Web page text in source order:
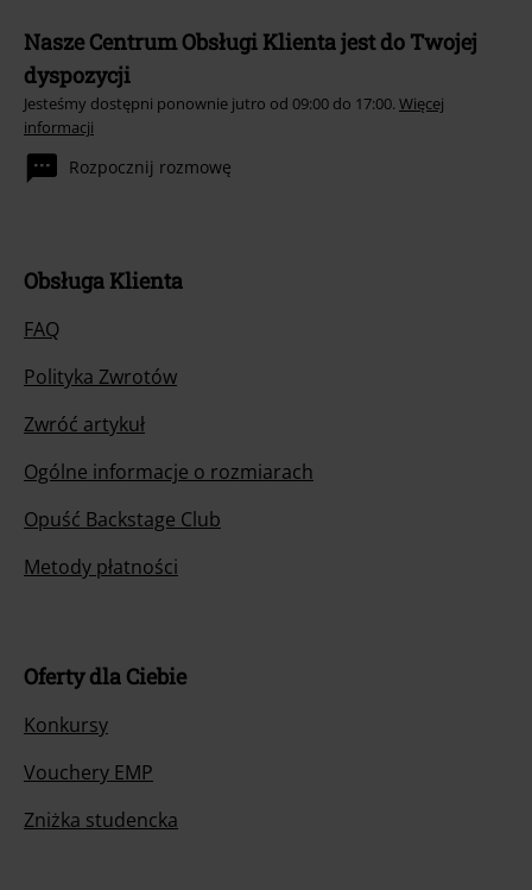
Nasze Centrum Obsługi Klienta jest do Twojej
dyspozycji
Jesteśmy dostępni ponownie jutro od 09:00 do 17:00. Więcej
informacji
Rozpocznij rozmowę
Obsługa Klienta
FAQ
Polityka Zwrotów
Zwróć artykuł
Ogólne informacje o rozmiarach
Opuść Backstage Club
Metody płatności
Oferty dla Ciebie
Konkursy
Vouchery EMP
Zniżka studencka